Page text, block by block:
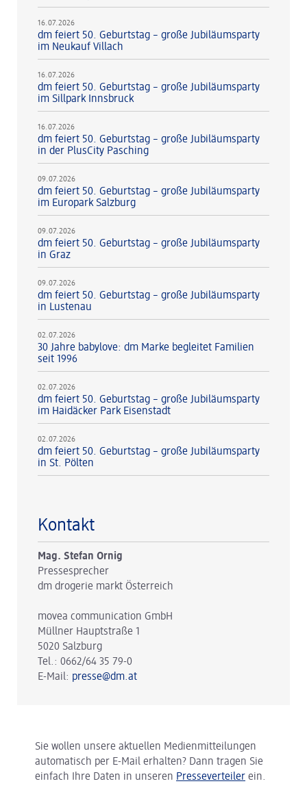
16.07.2026
dm feiert 50. Geburtstag – große Jubiläumsparty
im Neukauf Villach
16.07.2026
dm feiert 50. Geburtstag – große Jubiläumsparty
im Sillpark Innsbruck
16.07.2026
dm feiert 50. Geburtstag – große Jubiläumsparty
in der PlusCity Pasching
09.07.2026
dm feiert 50. Geburtstag – große Jubiläumsparty
im Europark Salzburg
09.07.2026
dm feiert 50. Geburtstag – große Jubiläumsparty
in Graz
09.07.2026
dm feiert 50. Geburtstag – große Jubiläumsparty
in Lustenau
02.07.2026
30 Jahre babylove: dm Marke begleitet Familien
seit 1996
02.07.2026
dm feiert 50. Geburtstag – große Jubiläumsparty
im Haidäcker Park Eisenstadt
02.07.2026
dm feiert 50. Geburtstag – große Jubiläumsparty
in St. Pölten
Kontakt
Mag. Stefan Ornig
Pressesprecher
dm drogerie markt Österreich
movea communication GmbH
Müllner Hauptstraße 1
5020 Salzburg
Tel.: 0662/64 35 79-0
E-Mail: presse@dm.at
Sie wollen unsere aktuellen Medienmitteilungen
automatisch per E-Mail erhalten? Dann tragen Sie
einfach Ihre Daten in unseren Presseverteiler ein.